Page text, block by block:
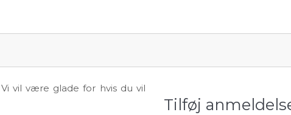
vil være glade for hvis du vil
Tilføj